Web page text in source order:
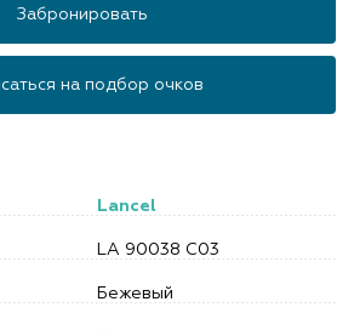
Забронировать
на подбор очков
Lancel
LA 90038 С03
Бежевый